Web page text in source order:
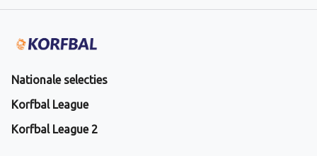
Nationale selecties
Korfbal League
Korfbal League 2